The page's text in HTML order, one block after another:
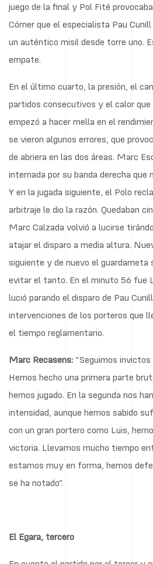
juego de la final y Pol Fité
Córner que el especialista Pau
un auténtico misil desde torre uno.
empate.
En el último cuarto, la presión, el
partidos consecutivos y el calor que
empezó a hacer mella en el
se vieron algunos errores, que
de abriera en las dos áreas. Marc
internada por su banda derecha que
Y en la jugada siguiente, el Polo
arbitraje le dio la razón. Quedaban
Marc Calzada volvió a lucirse
atajar el disparo a media altura.
siguiente y de nuevo el guardameta
evitar el tanto. En el minuto 56 fue
lució parando el disparo de Pau
intervenciones de los porteros que
el tiempo reglamentario.
Marc Recasens: “Seguimos
Hemos hecho una primera parte
hemos jugado. En la segunda nos
intensidad, aunque hemos sabido
con un gran portero como Luis,
victoria. Llevamos mucho tiempo
estamos muy en forma, hemos
se ha notado”.
El Egara, tercero